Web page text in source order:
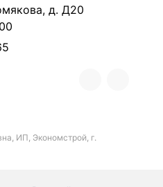
д. Д20
ИП, Экономстрой, г.